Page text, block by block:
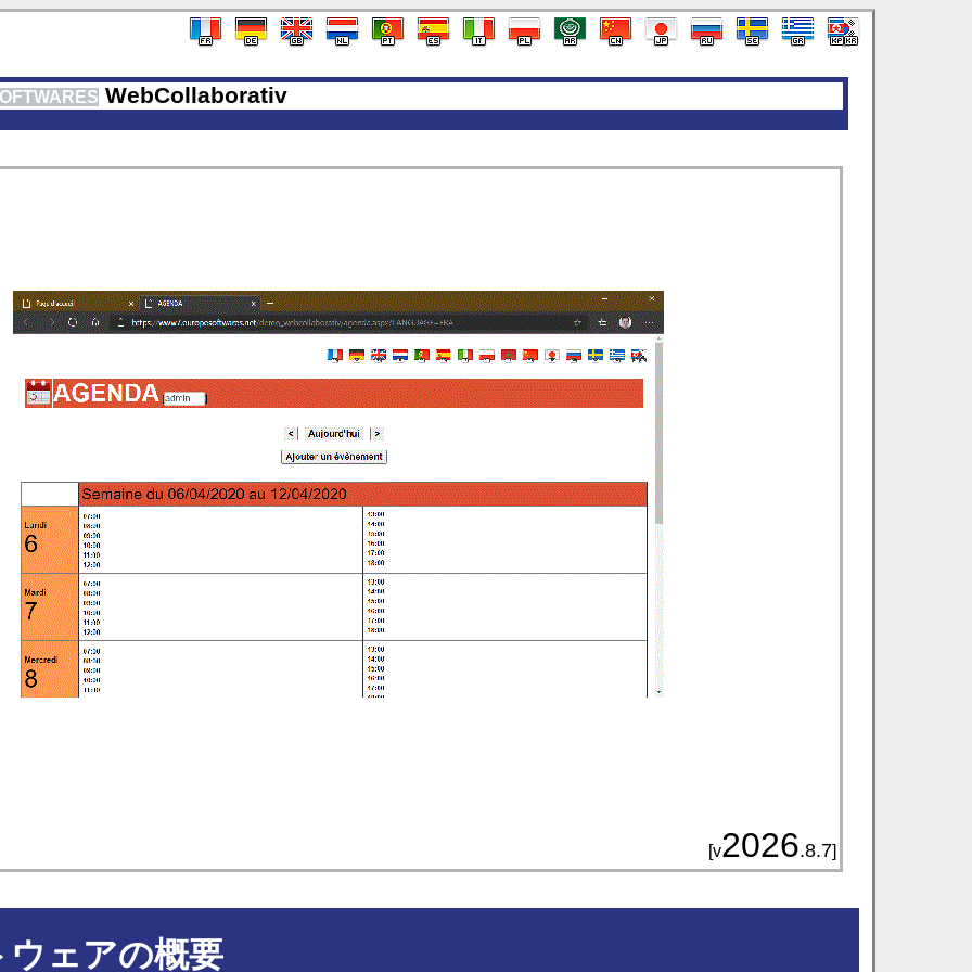
WebCollaborativ
[v2026.8.7]
ウェアの概要